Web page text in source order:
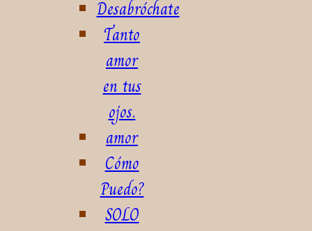
Desabróchate
Tanto
amor
en tus
ojos.
amor
Cómo
Puedo?
SOLO